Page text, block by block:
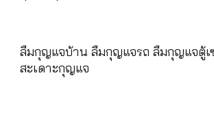
ลืมกุญแจบ้าน ลืมกุญแจรถ ลืมกุญแจตู้
สะเดาะกุญแจ